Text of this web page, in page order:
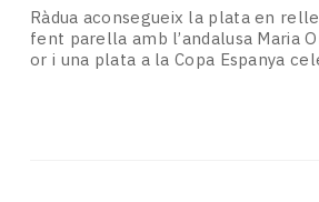
Ràdua aconsegueix la plata en
fent parella amb l’andalusa Maria
or i una plata a la Copa Espanya